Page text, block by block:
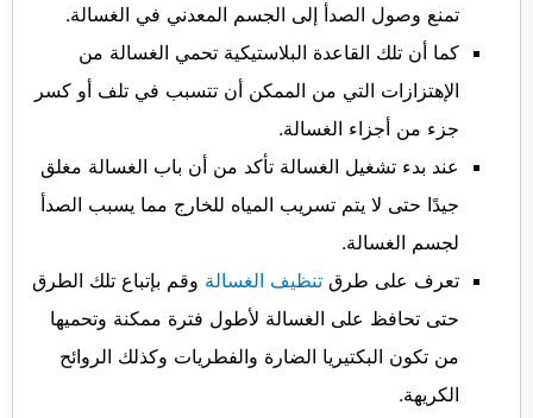
تمنع وصول الصدأ إلى الجسم المعدني في الغسالة.
كما أن تلك القاعدة البلاستيكية تحمي الغسالة من
الإهتزازات التي من الممكن أن تتسبب في تلف أو كسر
جزء من أجزاء الغسالة.
عند بدء تشغيل الغسالة تأكد من أن باب الغسالة مغلق
جيدًا حتى لا يتم تسريب المياه للخارج مما يسبب الصدأ
لجسم الغسالة.
تعرف على طرق تنظيف الغسالة وقم بإتباع تلك الطرق
حتى تحافظ على الغسالة لأطول فترة ممكنة وتحميها
من تكون البكتيريا الضارة والفطريات وكذلك الروائح
الكريهة.